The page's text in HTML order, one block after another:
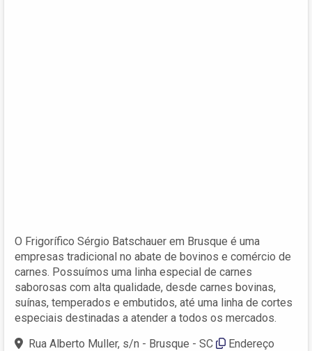
O Frigorífico Sérgio Batschauer em Brusque é uma
empresas tradicional no abate de bovinos e comércio de
carnes. Possuímos uma linha especial de carnes
saborosas com alta qualidade, desde carnes bovinas,
suínas, temperados e embutidos, até uma linha de cortes
especiais destinadas a atender a todos os mercados.
Rua Alberto Muller, s/n - Brusque - SC
Endereço